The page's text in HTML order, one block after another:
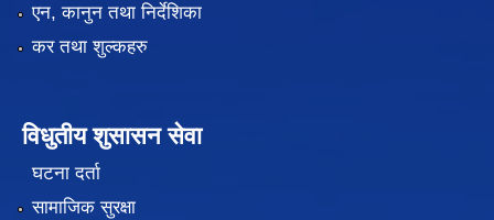
एन, कानुन तथा निर्देशिका
कर तथा शुल्कहरु
विधुतीय शुसासन सेवा
घटना दर्ता
सामाजिक सुरक्षा